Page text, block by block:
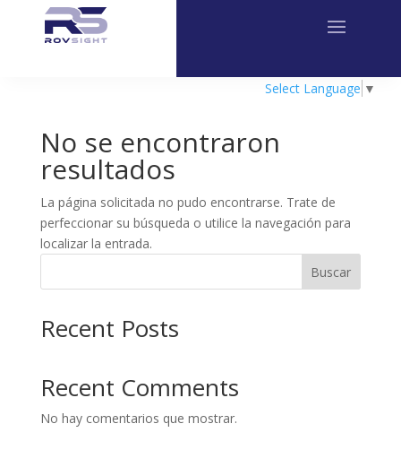
Select Language ▼
No se encontraron
resultados
La página solicitada no pudo encontrarse. Trate de
perfeccionar su búsqueda o utilice la navegación para
localizar la entrada.
Buscar
Recent Posts
Recent Comments
No hay comentarios que mostrar.